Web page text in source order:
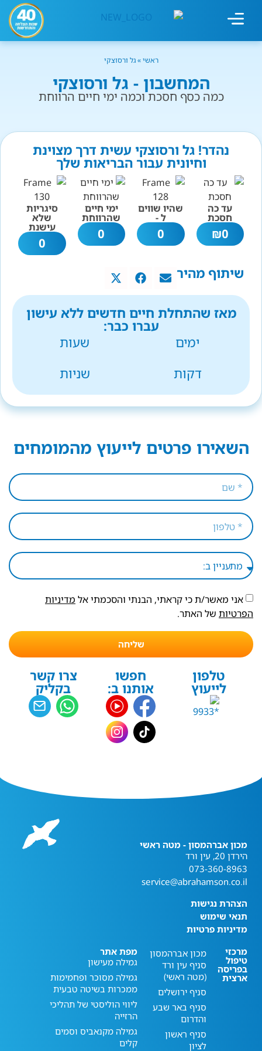
ראשי»גל ורסוצקי
המחשבון - גל ורסוצקי
כמה כסף חסכת וכמה ימי חיים הרווחת
נהדר! גל ורסוצקי עשית דרך מצוינת
וחיונית עבור הבריאות שלך
עד כה
חסכת
0
₪
שהיו שווים
ל -
0
ימי חיים
שהרווחת
0
סיגריות
שלא
עישנת
0
שיתוף מהיר
מאז שהתחלת חיים חדשים ללא עישון
עברו כבר:
ימים
שעות
דקות
שניות
השאירו פרטים לייעוץ מהמומחים
אני מאשר/ת כי קראתי, הבנתי והסכמתי אל מדיניות
הפרטיות של האתר.
שליחה
טלפון
לייעוץ
חפשו
אותנו ב:
צרו קשר
בקליק
מכון אברהמסון - מטה ראשי
הירדן 20, עין ורד
073-360-8963
service@abrahamson.co.il
הצהרת נגישות
תנאי שימוש
מדיניות פרטיות
מרכזי
טיפול
בפריסה
ארצית
מכון אברהמסון
סניף עין ורד
(מטה ראשי)
סניף ירושלים
סניף באר שבע
והדרום
סניף ראשון
לציון
מפת אתר
גמילה מעישון
גמילה מסוכר ופחמימות
ממכרות בשיטה טבעית
ליווי הוליסטי של תהליכי
הרזייה
גמילה מקנאביס וסמים
קלים